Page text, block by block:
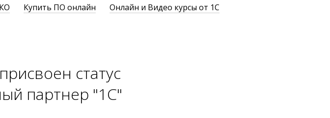
Купить ПО онлайн
Онлайн и Видео курсы от 1С
статус
партнер "1С"